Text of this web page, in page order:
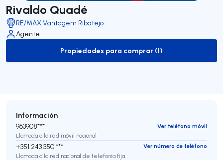
Rivaldo Quadé
RE/MAX Vantagem Ribatejo
Agente
to-buy-listing
Propiedades para comprar (1)
Información
963908***
Ver teléfono móvil
Llamada a la red móvil nacional
+351 243 350 ***
Ver número de teléfono
Llamada a la red nacional de telefonía fija